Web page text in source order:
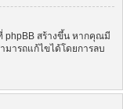
phpBB สร้างขึ้น หากคุณมี
มารถแก้ไขได้โดยการลบ